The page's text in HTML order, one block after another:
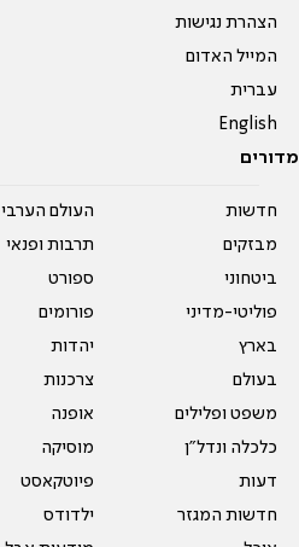
הצהרת נגישות
המייל האדום
עברית
English
מדורים
חדשות
מבזקים
ביטחוני
פוליטי-מדיני
בארץ
בעולם
משפט ופלילים
כלכלה ונדל"ן
דעות
חדשות המגזר
העולם הערבי
תרבות ופנאי
ספורט
פורומים
יהדות
צרכנות
אופנה
מוסיקה
פיוטקאסט
ילדודס